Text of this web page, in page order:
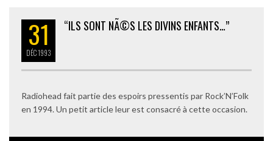
31
DÉC1993
“ILS SONT NÃ©S LES DIVINS ENFANTS…”
Radiohead fait partie des espoirs pressentis par Rock’N’Folk
en 1994. Un petit article leur est consacré à cette occasion.